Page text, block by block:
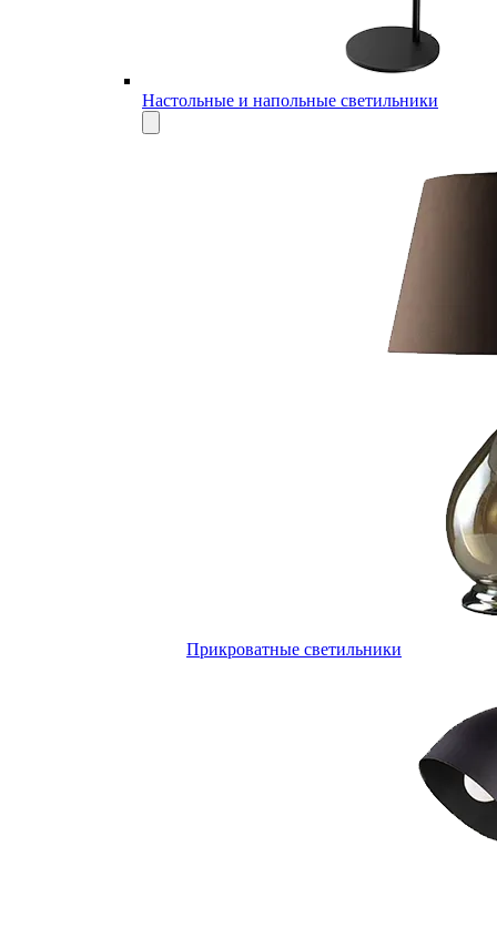
Настольные и напольные светильники
Прикроватные светильники